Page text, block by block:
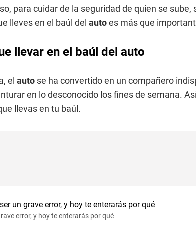
para cuidar de la seguridad de quien se sube,
lleves en el baúl del autoes más que
llevar en el baúl del auto
el auto se ha convertido en un compañero
en lo desconocido los fines de semana.
llevas en tu baúl.
error, y hoy te enterarás por qué